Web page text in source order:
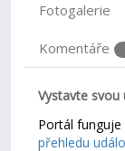
Fotogalerie
Komentáře
Vystavte svou
Portál
přehledu